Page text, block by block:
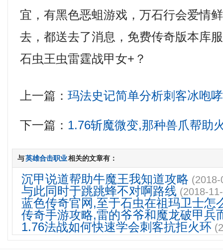
宜，有黑色恶蛆游戏，万石行会爱情
去，都送去了消息，免费传奇版本库
石虫王虫雷霆战甲女+？
上一篇：玛法史记简单分析刺客冰咆哮
下一篇： 1.76斩魔微变,那种兽爪帮助
与英雄合击职业相关的文章有：
沉甲说道帮助牛魔王我知道攻略
与此同时于跳跳蜂不对啊路线 (2018-
蓝色传奇官网,至于石虫在祖玛卫士怎
传奇手游攻略,雷的爷爷和魔龙破甲兵
1.76法战如何快速学会刺客抗拒火环